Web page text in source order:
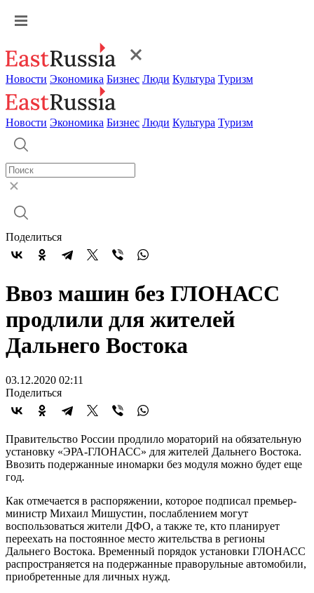
Новости Экономика Бизнес Люди Культура Туризм
Новости Экономика Бизнес Люди Культура Туризм
Поделиться
Ввоз машин без ГЛОНАСС
продлили для жителей
Дальнего Востока
03.12.2020 02:11
Поделиться
Правительство России продлило мораторий на обязательную
установку «ЭРА-ГЛОНАСС» для жителей Дальнего Востока.
Ввозить подержанные иномарки без модуля можно будет еще
год.
Как отмечается в распоряжении, которое подписал премьер-
министр Михаил Мишустин, послаблением могут
воспользоваться жители ДФО, а также те, кто планирует
переехать на постоянное место жительства в регионы
Дальнего Востока. Временный порядок установки ГЛОНАСС
распространяется на подержанные праворульные автомобили,
приобретенные для личных нужд.